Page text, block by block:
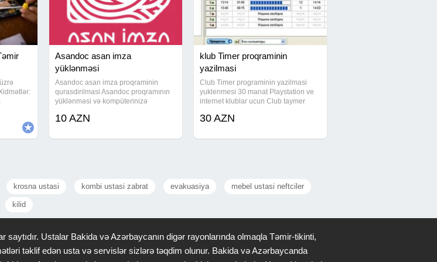
-Proqram
Asandoc asan imza
yüklənməsi
Asandoc asan imza proqraminin
qurasdirilmasi Asandoc proqramının
yüklənməsi və kompüterinizə
yazilmasi Adoc sənədlərinin açılması
#asandok
10 AZN
klub Timer proqraminin
yazilmasi
Club Timer programinin yazilmasi
yuklenmesi 30 manat Playstation ve
internet klublar ucun Club taymer
30 manat Internet club ucun Linitsiz
30 AZN
krosna ustasi kombi ustasi zabrat evakuasiya mebel ustasi neftciler
kilid
Ustalar Bakida və Azərbaycanın digər rayonlarında olmaqla Təmir-tikinti,
təklif edən usta və servislər sizlərə təqdim olunur. Bakida və Azərbaycanda